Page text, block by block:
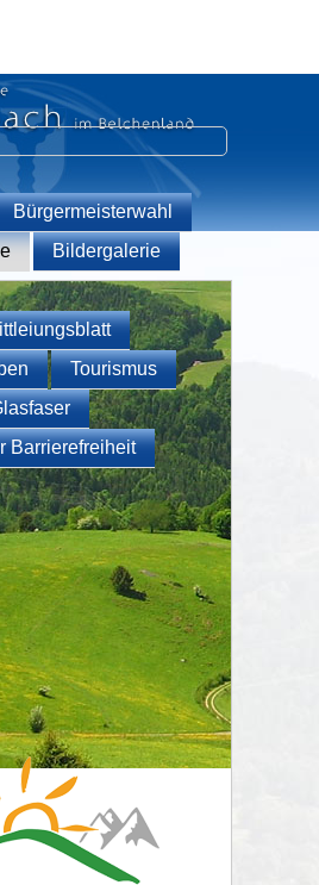
Bürgermeisterwahl
Bildergalerie
Tourismus
Barrierefreiheit